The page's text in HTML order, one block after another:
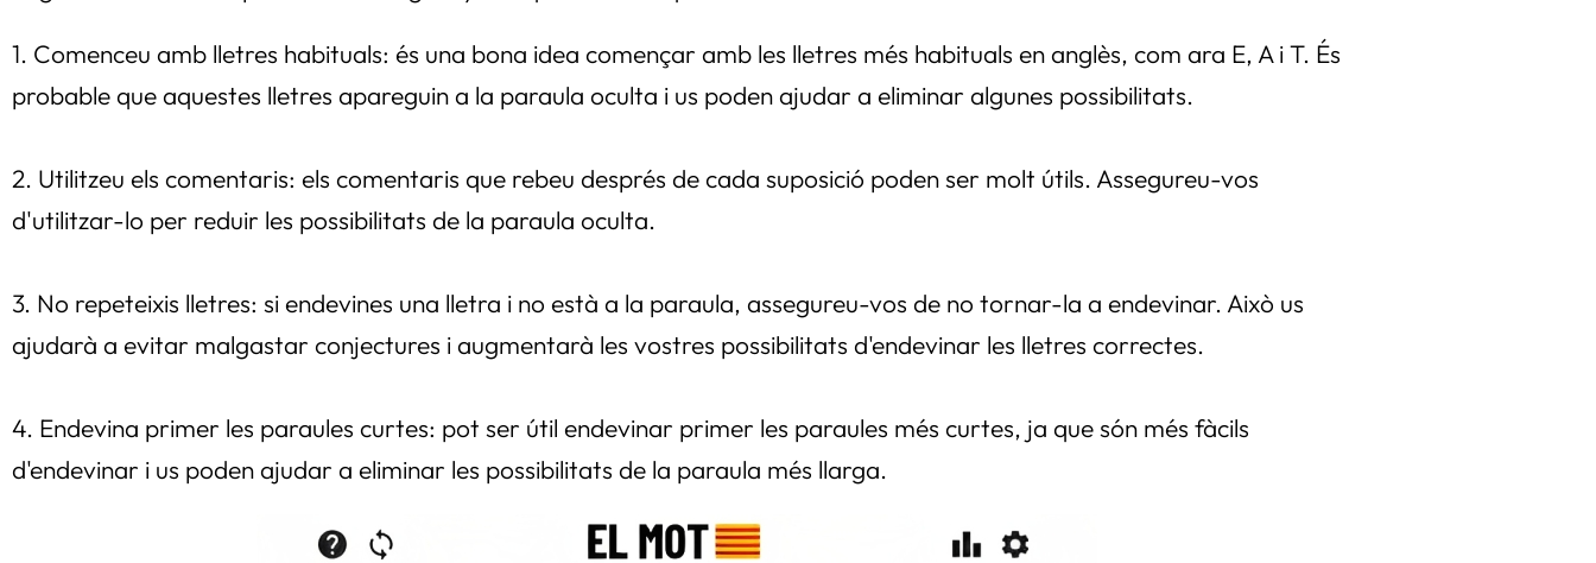
1. Comenceu amb lletres habituals: és una bona idea començar amb les lletres més habituals en anglès, com ara E, A i T. És
probable que aquestes lletres apareguin a la paraula oculta i us poden ajudar a eliminar algunes possibilitats.
2. Utilitzeu els comentaris: els comentaris que rebeu després de cada suposició poden ser molt útils. Assegureu-vos
d'utilitzar-lo per reduir les possibilitats de la paraula oculta.
3. No repeteixis lletres: si endevines una lletra i no està a la paraula, assegureu-vos de no tornar-la a endevinar. Això us
ajudarà a evitar malgastar conjectures i augmentarà les vostres possibilitats d'endevinar les lletres correctes.
4. Endevina primer les paraules curtes: pot ser útil endevinar primer les paraules més curtes, ja que són més fàcils
d'endevinar i us poden ajudar a eliminar les possibilitats de la paraula més llarga.